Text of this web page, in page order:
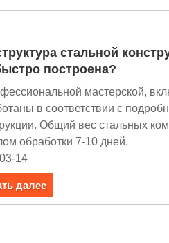
стальной
построена?
мастерской,
в соответствии с
Общий вес стальных
обработки 7-10 дней.
14
далее